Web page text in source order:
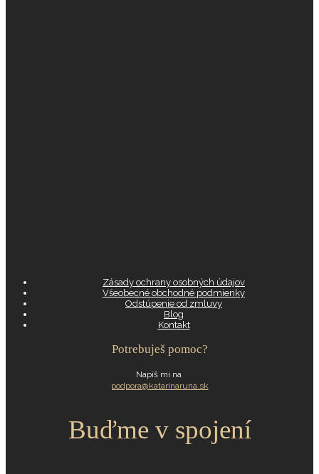
Zásady ochrany osobných údajov
Všeobecné obchodné podmienky
Odstúpenie od zmluvy
Blog
Kontakt
Potrebuješ pomoc?
Napíš mi na
podpora@katarinaruna.sk
Buďme v spojení